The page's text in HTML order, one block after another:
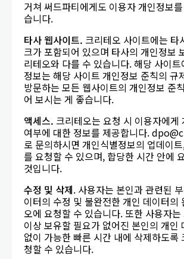
거쳐 써드파티에게도 이용자 개인정보
습니다.
타사웹사이트. 크리테오 사이트에는 타
크가 포함되어 있으며 타사의 개인정보
리테오와 다를 수 있습니다. 해당 사이
정보는 해당 사이트 개인정보 준칙의 규
방문하는 모든 웹사이트의 개인정보 준
어 보시는 게 좋습니다.
액세스. 크리테오는 요청 시 이용자에게
여부에 대한 정보를 제공합니다.
로 문의하시면 개인식별정보의 업데이
를 요청할 수 있으며, 합당한 시간 안에
것입니다.
수정 및 삭제. 사용자는 본인과 관련된
이터의 수정 및 불완전한 개인 데이터의
오에 요청할 수 있습니다. 또한 사용자
이상 보유할 필요가 없어진 본인의 개인
없이 가능한 빠른 시간 내에 삭제하도록
청할 수 있습니다.